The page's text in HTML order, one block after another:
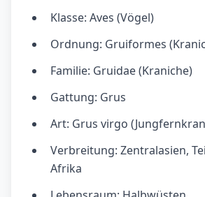
Klasse: Aves (Vögel)
Ordnung: Gruiformes
Familie: Gruidae (Kraniche)
Gattung: Grus
Art: Grus virgo
Verbreitung: Zentralasien,
Afrika